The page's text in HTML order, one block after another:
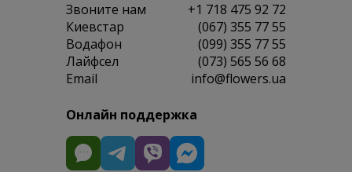
Звоните нам
+1 718 475 92 72
Киевстар
(067) 355 77 55
Водафон
(099) 355 77 55
Лайфсел
(073) 565 56 68
Email
info@flowers.ua
Онлайн поддержка